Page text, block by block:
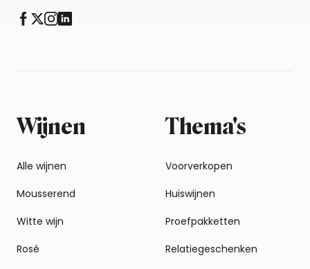
Wijnen
Alle wijnen
Mousserend
Witte wijn
Rosé
Thema's
Voorverkopen
Huiswijnen
Proefpakketten
Relatiegeschenken